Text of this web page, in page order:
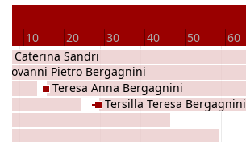
10 20 30 40 50 60
Caterina Sandri
Giovanni Pietro Bergagnini
Teresa Anna Bergagnini
Tersilla Teresa Bergagnini